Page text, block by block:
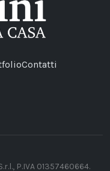
Contatti
P.IVA 01357460664.